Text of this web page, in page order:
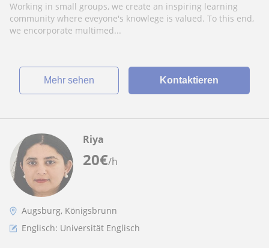
Working in small groups, we create an inspiring learning
community where eveyone's knowlege is valued. To this end,
we encorporate multimed...
Mehr sehen Kontaktieren
20€/h
Riya
Augsburg, Königsbrunn
Englisch: Universität Englisch